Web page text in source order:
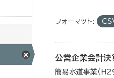
フォーマット:
公営企業会計決
簡易水道事業（